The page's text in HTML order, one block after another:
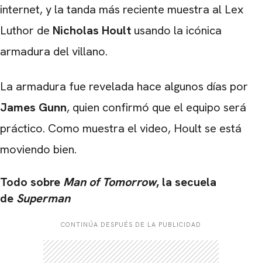
internet, y la tanda más reciente muestra al Lex
Luthor de Nicholas Hoult usando la icónica
armadura del villano.
La armadura fue revelada hace algunos días por
James Gunn, quien confirmó que el equipo será
práctico. Como muestra el video, Hoult se está
moviendo bien.
Todo sobre Man of Tomorrow, la secuela
de Superman
CONTINÚA DESPUÉS DE LA PUBLICIDAD